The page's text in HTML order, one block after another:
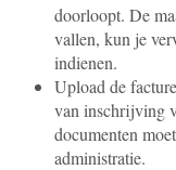
doorloopt. De
vallen, kun je
indienen.
Upload de
van inschrijving
documenten
administratie.